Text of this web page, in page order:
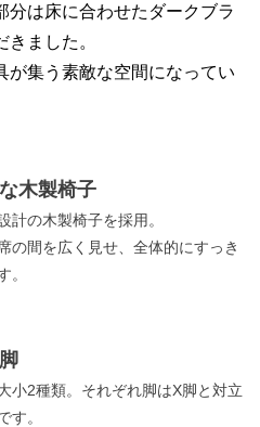
分は床に合わせたダークブラ
ました。
が集う素敵な空間になってい
木製椅子
計の木製椅子を採用。
の間を広く見せ、全体的にすっき
。
小2種類。それぞれ脚はX脚と対立
す。